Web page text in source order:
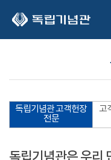
독립기념관 고객헌장
전문
고